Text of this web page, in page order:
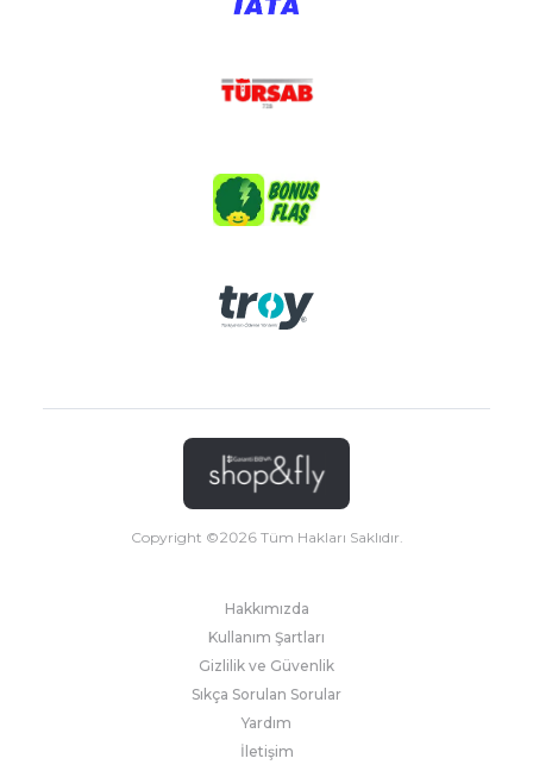
Copyright ©2026Tüm Hakları Saklıdır.
Hakkımızda
Kullanım Şartları
Gizlilik ve Güvenlik
Sıkça Sorulan Sorular
Yardım
İletişim